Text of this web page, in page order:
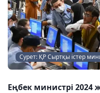
Сурет: ҚР Сыртқы істер
Еңбек министрі 2024